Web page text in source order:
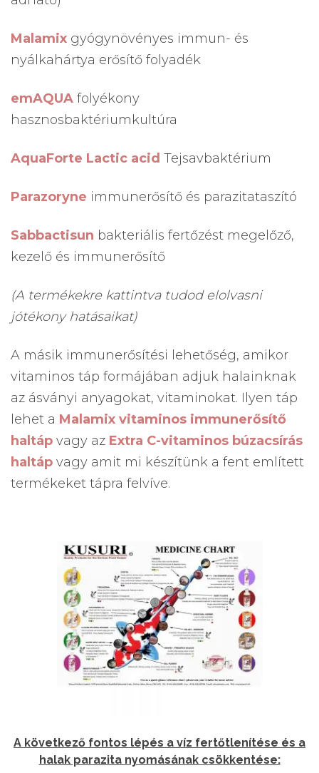
Malamix gyógynövényes immun- és
nyálkahártya erősítő folyadék
emAQUA folyékony
hasznosbaktériumkultúra
AquaForte Lactic acid Tejsavbaktérium
Parazoryne immunerősítő és parazitataszító
Sabbactisun bakteriális fertőzést megelőző,
kezelő és immunerősítő
(A termékekre kattintva tudod elolvasni
jótékony hatásaikat)
A másik immunerősítési lehetőség, amikor
vitaminos táp formájában adjuk halainknak
az ásványi anyagokat, vitaminokat. Ilyen táp
lehet a Malamix vitaminos immunerősítő
haltáp vagy az Extra C-vitaminos búzacsírás
haltáp vagy amit mi készítünk a fent említett
termékeket tápra felvíve.
A következő fontos lépés a víz fertőtlenítése és a
halak parazita nyomásának csökkentése: